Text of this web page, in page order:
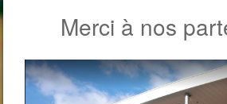
Merci à nos